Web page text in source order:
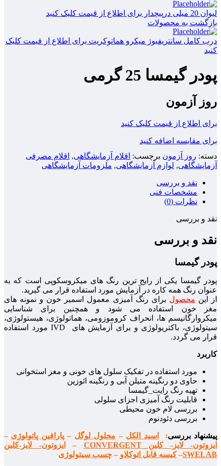
لیوان 20 میلی درپیچدار
برای اطلاع از قیمت کلیک کنید
بازگشت به محصولات
درب کامل سانتریفیوژ میکرو هماتوکریت برای اطلاع از قیمت کلیک
کنید
پودر گیمسا 25 گرمی
روز آزمون
برای اطلاع از قیمت کلیک کنید
برای مقایسه اضافه کنید
دسته: روز آزمون برچسب: اقلام آزمایشگاهی, اقلام مصرفی
آزمایشگاهی, لوازم آزمایشگاهی, ملزومات آزمایشگاهی
نقد و بررسی
مشخصات فنی
نظرات (0)
نقد و بررسی
نقد و بررسی
پودر گیمسا
پودر گیمسا یکی از رایج ترین رنگ های میکروسکوپی است که به
عنوان رنگ همه کاره در آزمایش مورد استفاده قرار می گیرید.
از این محصول برای رنگ آمیزی معمول اسمیر خون و نمونه های
مغز خون استفاده می شود و همچنین برای شناسایی
میکروارگانیسم ها، انحراف کروموزومی، هماتولوژی، هیستولوژی،
سیتولوژی، باکتریولوژی و برای آزمایش های IVD مورد استفاده
قرار می گردد.
کاربرد
مورد استفاده در تفکیک سلول های خونی و مغز استخوانی
حاوی دو رنگینه متیلن آبی و رنگینه ائوزین
تهیه رنگ رایت_گیمسا
قابلیت رنگ آمیزی اجزای سلولی
بررسی لام خون محیطی
بررسی دئودنوم
پیشنهاد بررسی: اسید الکل – محلول لوگل –پارافین پاتولوژی –
ایزوتون- لایز- کلین CONVERGENT
–
ایزوتون- لایز-کلین
SWELAB
–کیسه قابل اتوکلاو –چسب سیتولوژی